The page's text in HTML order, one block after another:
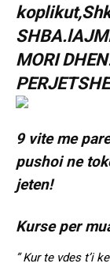
MORI
9 vite me
pushoi ne
jeten!
Kurse per
” Kur te vdes t’i